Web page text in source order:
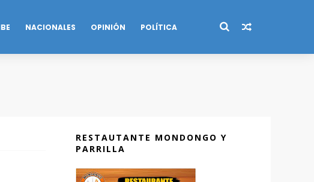
NACIONALES OPINIÓN POLÍTICA
RESTAUTANTE MONDONGO Y
PARRILLA